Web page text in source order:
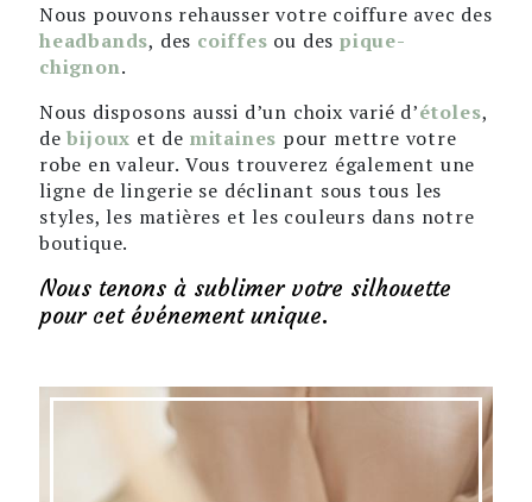
Nous pouvons rehausser votre coiffure avec des
headbands, des coiffes ou despique-
chignon.
Nous disposons aussi d’un choix varié d’étoles,
debijoux et de mitaines pour mettre votre
robe en valeur. Vous trouverez également une
ligne de lingerie se déclinant sous tous les
styles, les matières et les couleurs dans notre
boutique.
Nous tenons à sublimer votre silhouette
pour cet événement unique.